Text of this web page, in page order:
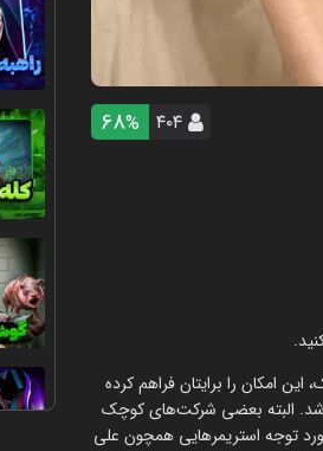
۴۰۴ 68%
امکان را برایتان فراهم کرده
شد. البته بعضی شرکت‌های کوچک
توجه استریمرهایی همچون علی